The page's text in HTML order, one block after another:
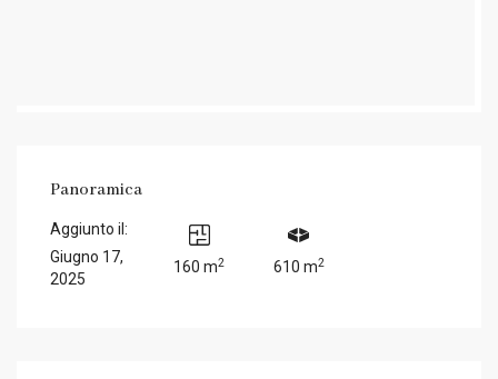
Panoramica
Aggiunto il:
Giugno 17,
2025
160 m2 610 m2